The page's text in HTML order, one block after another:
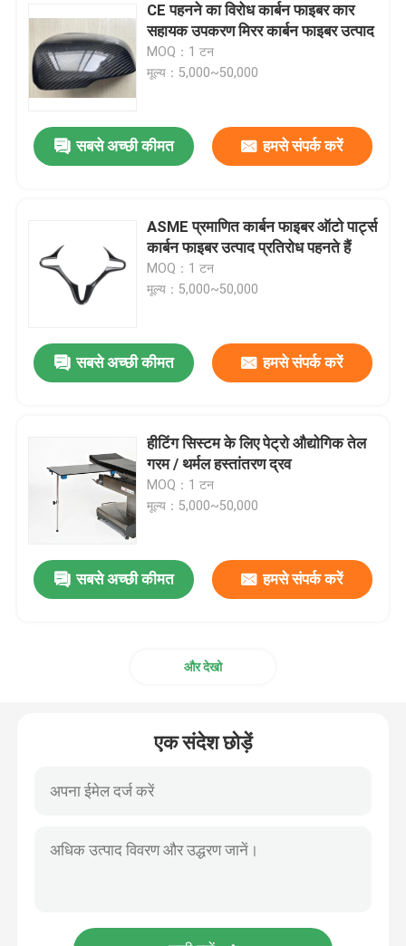
CE पहनने का विरोध कार्बन फाइबर कार
सहायक उपकरण मिरर कार्बन फाइबर उत्पाद
MOQ：1 टन
मूल्य：5,000~50,000
सबसे अच्छी कीमत हमसे संपर्क करें
ASME प्रमाणित कार्बन फाइबर ऑटो पार्ट्स
कार्बन फाइबर उत्पाद प्रतिरोध पहनते हैं
MOQ：1 टन
मूल्य：5,000~50,000
सबसे अच्छी कीमत हमसे संपर्क करें
हीटिंग सिस्टम के लिए पेट्रो औद्योगिक तेल
गरम / थर्मल हस्तांतरण द्रव
MOQ：1 टन
मूल्य：5,000~50,000
सबसे अच्छी कीमत हमसे संपर्क करें
और देखो
एक संदेश छोड़ें